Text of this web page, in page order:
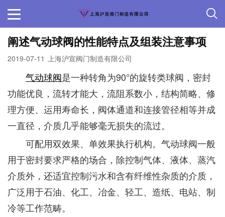
阐述气动球阀的性能特点及组装注意事项
2019-07-11 上海沪宣阀门制造有限公司
气动球阀是一种转角为90°的旋转类球阀，密封
功能优良，流转才能大，流阻系数小，结构简略、修
理方便、运用寿命长，阀体通道和连接管径相等并成
一直径，介质几乎能够毫无损失的流过。
可配用双效果、单效果执行机构。气动球阀一般
用于密封要求严格的场合，除控制气体、液体、蒸汽
介质外，还适宜控制污水和含有纤维性杂质的介质，
广泛用于石油、化工、冶金、轻工、造纸、电站、制
冷等工作范畴。